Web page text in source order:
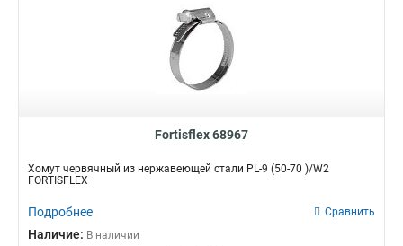
Fortisflex 68967
Хомут червячный из нержавеющей стали PL-9 (50-70 )/W2
FORTISFLEX
Подробнее Сравнить
Наличие: В наличии